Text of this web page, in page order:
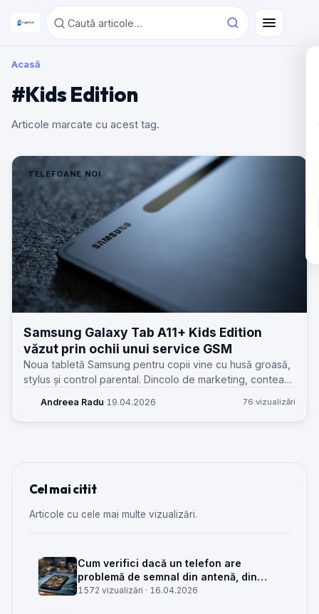
Acasă
#Kids Edition
Articole marcate cu acest tag.
TELEFOANE NOI
Samsung Galaxy Tab A11+ Kids Edition
văzut prin ochii unui service GSM
Noua tabletă Samsung pentru copii vine cu husă groasă,
stylus și control parental. Dincolo de marketing, contează
clientul.
Andreea Radu· 19.04.2026 76 vizualizări
Cel mai citit
Articole cu cele mai multe vizualizări.
Cum verifici dacă un telefon are
problemă de semnal din antenă, din
placa de bază sau din rețea
1572 vizualizări · 16.04.2026